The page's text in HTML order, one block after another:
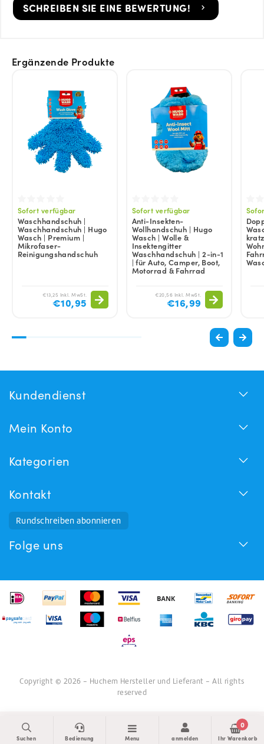
Suchen Bedienung Menu anmelden
0
Ihr Warenkorb
SCHREIBEN SIE EINE BEWERTUNG!
Ergänzende Produkte
Sofort verfügbar
Waschhandschuh |
Waschhandschuh | Hugo
Wasch | Premium |
Mikrofaser-
Reinigungshandschuh
€13,25 Inkl. MwSt.
€10,95
Sofort verfügbar
Anti-Insekten-
Wollhandschuh | Hugo
Wasch | Wolle &
Insektengitter
Waschhandschuh | 2-in-1
| für Auto, Camper, Boot,
Motorrad & Fahrrad
€20,56 Inkl. MwSt.
€16,99
Kundendienst
Mein Konto
Kategorien
Kontakt
Rundschreiben abonnieren
Folge uns
Copyright © 2026 - Huchem Hersteller und Lieferant - All rights
reserved